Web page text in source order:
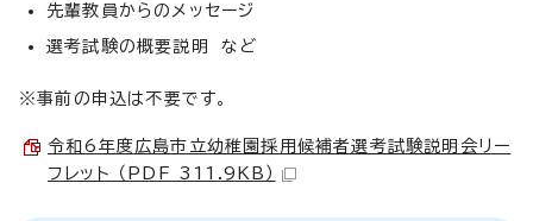
先輩教員からのメッセージ
選考試験の概要説明 など
※事前の申込は不要です。
令和6年度広島市立幼稚園採用候補者選考試験説明会リー
フレット （PDF 311.9KB）